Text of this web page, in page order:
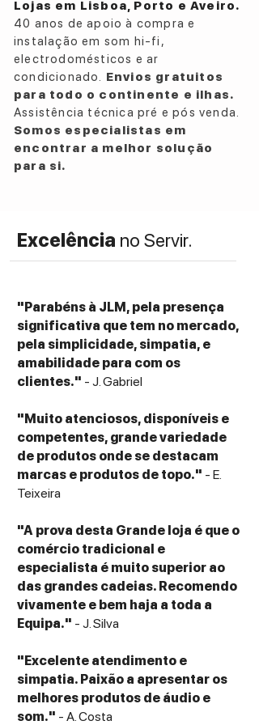
cinema ou como canais surround de alta
qualidade.
ESPECIFICAÇÕES TÉCNICAS:
Speaker Type
2-way bass-reflex bookshelf speaker
Drivers
1 × 25 mm (1") Titanium dome horn-
loaded tweeter (TZ2510)
55 Hz – 22 kHz (±3 dB)
Sensitivity
8 Ohms
Minimum Impedance
4.5 Ohms
Power Handling
70 W RMS
Recommended amplifier: 25 – 80 W
Crossover Frequency
3,800 Hz (24 dB/octave)
Enclosure Type
Bass-reflex with front-firing port
MDF with high-gloss or wood veneer
finishes
Removable magnetic grille
Dimensions (H × W × D)
305 × 168 × 267 mm
(12" × 6.6" × 10.5")
5.55 kg
Recommended Room Size
Up to 20–25 m²
Lojas em Lisboa, Porto e Aveiro.
40 anos de apoio à compra e
instalação em som hi-fi,
electrodomésticos e ar
condicionado. Envios gratuitos
para todo o continente e ilhas.
Assistência técnica pré e pós venda.
Somos especialistas em
encontrar a melhor solução
para si.
Excelência no Servir.
"Parabéns à JLM, pela presença
significativa que tem no mercado,
pela simplicidade, simpatia, e
amabilidade para com os
clientes." - J. Gabriel
"Muito atenciosos, disponíveis e
competentes, grande variedade
de produtos onde se destacam
marcas e produtos de topo." - E.
Teixeira
"A prova desta Grande loja é que o
comércio tradicional e
especialista é muito superior ao
das grandes cadeias. Recomendo
vivamente e bem haja a toda a
Equipa." - J. Silva
"Excelente atendimento e
simpatia. Paixão a apresentar os
melhores produtos de áudio e
som." - A. Costa